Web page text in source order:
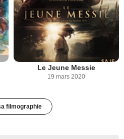
Le Jeune Messie
19 mars 2020
filmographie